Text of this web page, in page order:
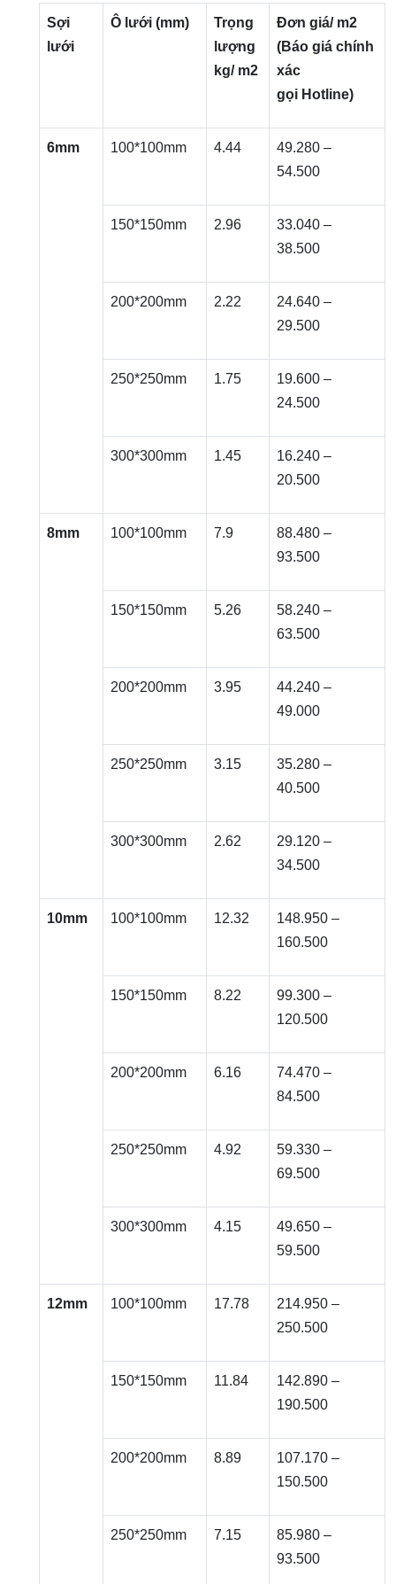
Sợi
lưới
Ô lưới (mm)
Trọng
lượng
kg/ m2
Đơn giá/ m2
(Báo giá chính
xác
gọi Hotline)
6mm 100*100mm 4.44
49.280 –
54.500
150*150mm 2.96
33.040 –
38.500
200*200mm 2.22
24.640 –
29.500
250*250mm 1.75
19.600 –
24.500
300*300mm 1.45
16.240 –
20.500
8mm 100*100mm 7.9
88.480 –
93.500
150*150mm 5.26
58.240 –
63.500
200*200mm 3.95
44.240 –
49.000
250*250mm 3.15
35.280 –
40.500
300*300mm 2.62
29.120 –
34.500
10mm 100*100mm 12.32
148.950 –
160.500
150*150mm 8.22
99.300 –
120.500
200*200mm 6.16
74.470 –
84.500
250*250mm 4.92
59.330 –
69.500
300*300mm 4.15
49.650 –
59.500
12mm 100*100mm 17.78
214.950 –
250.500
150*150mm 11.84
142.890 –
190.500
200*200mm 8.89
107.170 –
150.500
250*250mm 7.15
85.980 –
93.500